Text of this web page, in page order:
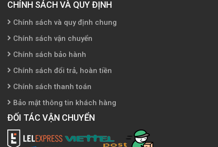
CHÍNH SÁCH VÀ QUY ĐỊNH
Chính sách và quy định chung
Chính sách vận chuyển
Chính sách bảo hành
Chính sách đổi trả, hoàn tiền
Chính sách thanh toán
Bảo mật thông tin khách hàng
ĐỐI TÁC VẬN CHUYỂN